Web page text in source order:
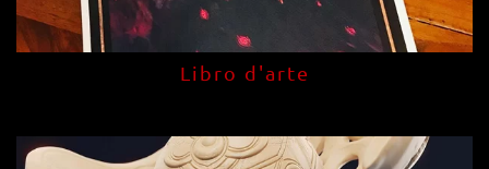
Libro d'arte